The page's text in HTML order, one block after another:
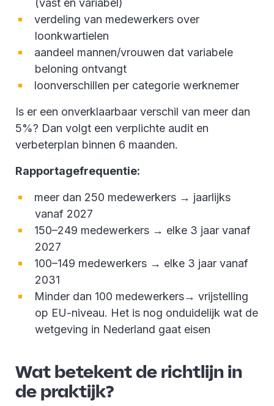
(vast en variabel)
verdeling van medewerkers over
loonkwartielen
aandeel mannen/vrouwen dat variabele
beloning ontvangt
loonverschillen per categorie werknemer
Is er een onverklaarbaar verschil van meer dan
5%? Dan volgt een verplichte audit en
verbeterplan binnen 6 maanden.
Rapportagefrequentie:
meer dan 250 medewerkers → jaarlijks
vanaf 2027
150–249 medewerkers → elke 3 jaar vanaf
2027
100–149 medewerkers → elke 3 jaar vanaf
2031
Minder dan 100 medewerkers→ vrijstelling
op EU-niveau. Het is nog onduidelijk wat de
wetgeving in Nederland gaat eisen
Wat betekent de richtlijn in
de praktijk?